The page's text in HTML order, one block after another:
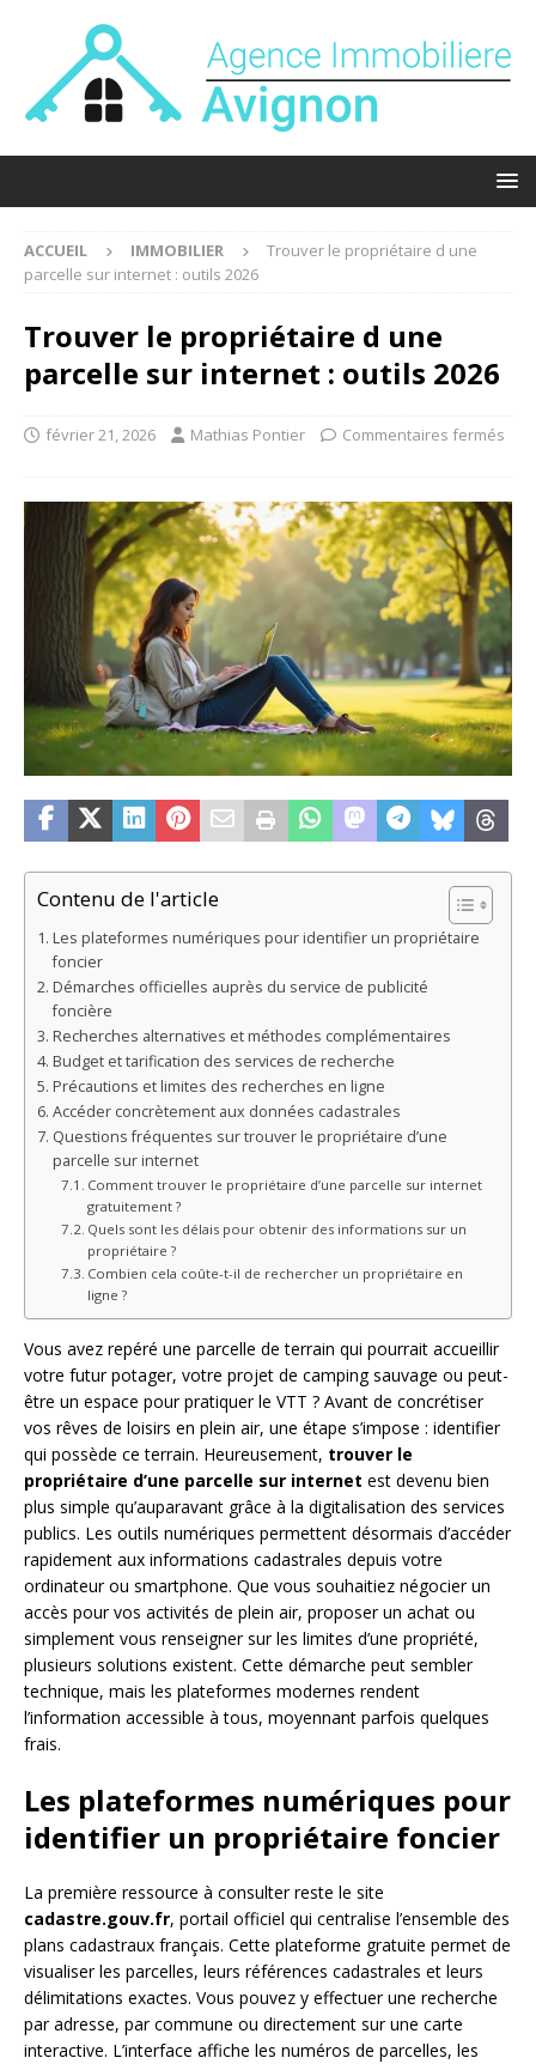
ACCUEIL IMMOBILIER
Trouver le propriétaire d une
parcelle sur internet : outils 2026
Trouver le propriétaire d une
parcelle sur internet : outils 2026
février 21, 2026 Mathias Pontier Commentaires fermés
Contenu de l'article
Les plateformes numériques pour identifier un propriétaire
foncier
Démarches officielles auprès du service de publicité
foncière
Recherches alternatives et méthodes complémentaires
Budget et tarification des services de recherche
Précautions et limites des recherches en ligne
Accéder concrètement aux données cadastrales
Questions fréquentes sur trouver le propriétaire d’une
parcelle sur internet
Comment trouver le propriétaire d’une parcelle sur internet
gratuitement ?
Quels sont les délais pour obtenir des informations sur un
propriétaire ?
Combien cela coûte-t-il de rechercher un propriétaire en
ligne ?
Vous avez repéré une parcelle de terrain qui pourrait accueillir
votre futur potager, votre projet de camping sauvage ou peut-
être un espace pour pratiquer le VTT ? Avant de concrétiser
vos rêves de loisirs en plein air, une étape s’impose : identifier
qui possède ce terrain. Heureusement, trouver le
propriétaire d’une parcelle sur internet est devenu bien
plus simple qu’auparavant grâce à la digitalisation des services
publics. Les outils numériques permettent désormais d’accéder
rapidement aux informations cadastrales depuis votre
ordinateur ou smartphone. Que vous souhaitiez négocier un
accès pour vos activités de plein air, proposer un achat ou
simplement vous renseigner sur les limites d’une propriété,
plusieurs solutions existent. Cette démarche peut sembler
technique, mais les plateformes modernes rendent
l’information accessible à tous, moyennant parfois quelques
frais.
Les plateformes numériques pour
identifier un propriétaire foncier
La première ressource à consulter reste le site
cadastre.gouv.fr, portail officiel qui centralise l’ensemble des
plans cadastraux français. Cette plateforme gratuite permet de
visualiser les parcelles, leurs références cadastrales et leurs
délimitations exactes. Vous pouvez y effectuer une recherche
par adresse, par commune ou directement sur une carte
interactive. L’interface affiche les numéros de parcelles, les